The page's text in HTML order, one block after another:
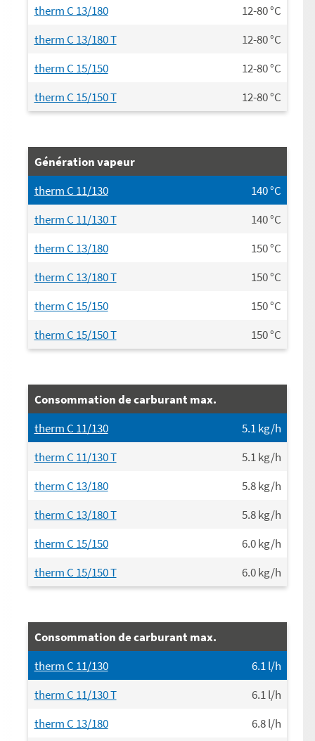
therm C 13/180
12-80°C
therm C 13/180 T
12-80°C
therm C 15/150
12-80°C
therm C 15/150 T
12-80°C
Génération vapeur
therm C 11/130
140°C
therm C 11/130 T
140°C
therm C 13/180
150°C
therm C 13/180 T
150°C
therm C 15/150
150°C
therm C 15/150 T
150°C
Consommation de carburant max.
therm C 11/130
5.1kg/h
therm C 11/130 T
5.1kg/h
therm C 13/180
5.8kg/h
therm C 13/180 T
5.8kg/h
therm C 15/150
6.0kg/h
therm C 15/150 T
6.0kg/h
Consommation de carburant max.
therm C 11/130
6.1l/h
therm C 11/130 T
6.1l/h
therm C 13/180
6.8l/h